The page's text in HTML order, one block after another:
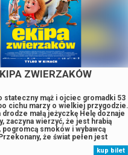
WYJŚCIE Z
się w Gemmę – matkę
w domu, w którym sama
odkrywa, że potrafi podróżować
zagubionych dusz. Gdy
ją coś złowrogiego, Gemma
że posiada zdolność zmieniającą
tylko potrafi wejść do innego
sprowadzać stamtąd byty do
kup bilet